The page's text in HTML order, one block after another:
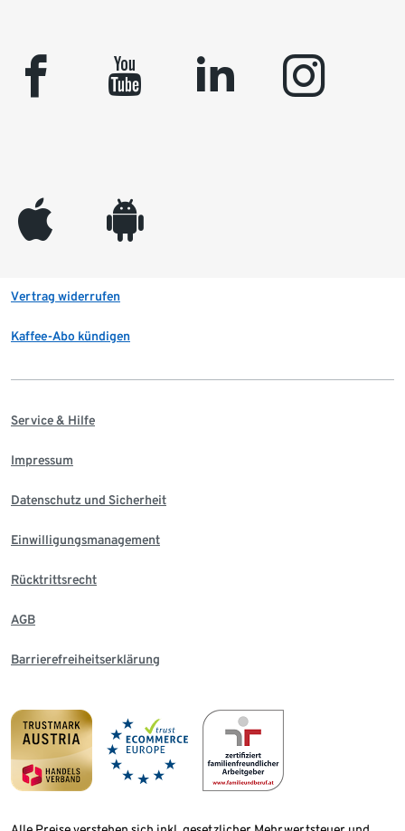
facebook youtube linkedin instagram
appleinc android
Vertrag widerrufen
Kaffee-Abo kündigen
Service & Hilfe
Impressum
Datenschutz und Sicherheit
Einwilligungsmanagement
Rücktrittsrecht
AGB
Barrierefreiheitserklärung